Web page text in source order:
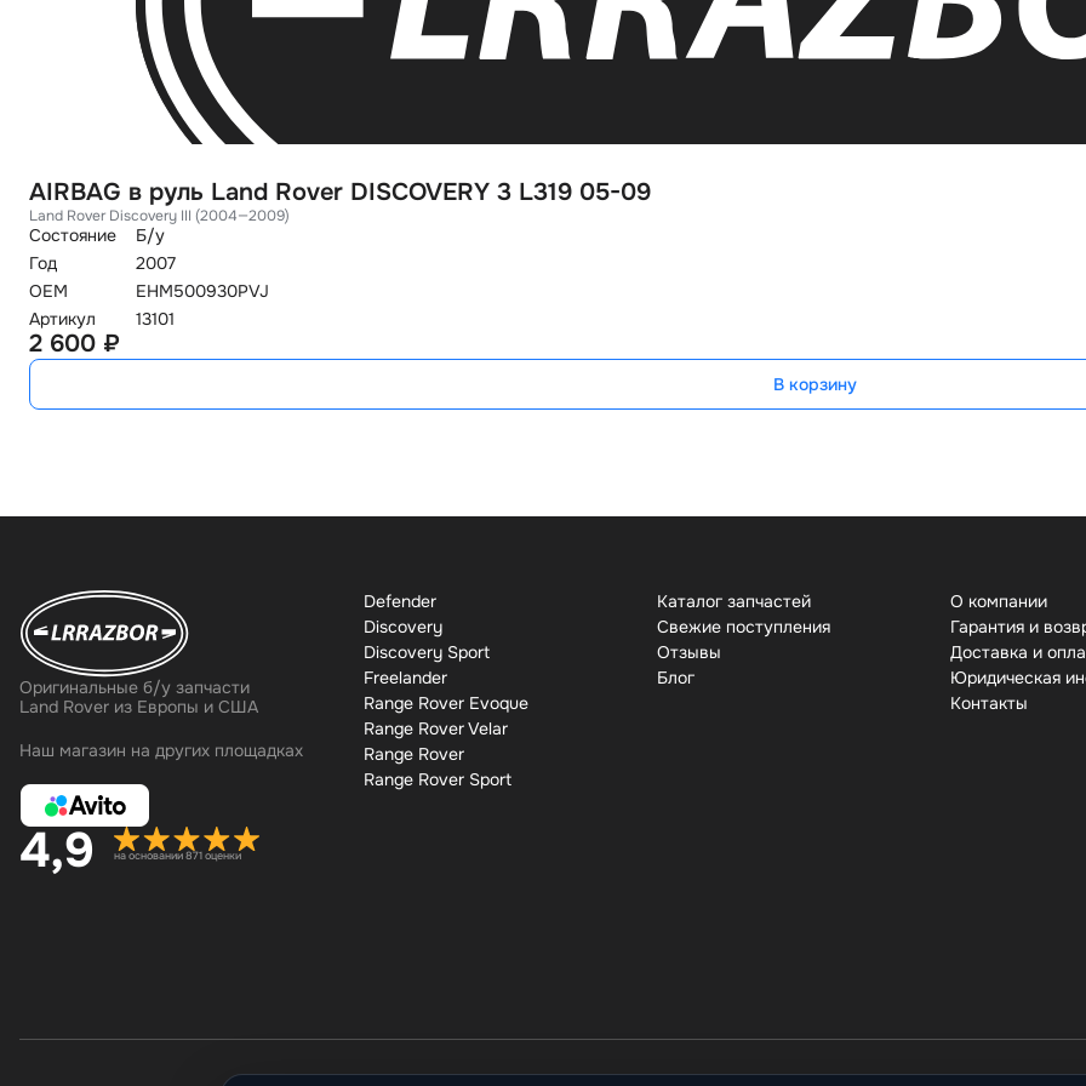
AIRBAG в руль Land Rover DISCOVERY 3 L319 05-09
Land Rover Discovery III (2004—2009)
Состояние
Б/у
Год
2007
OEM
EHM500930PVJ
Артикул
13101
2 600 ₽
В корзину
Оригинальные б/у запчасти
Land Rover из Европы и США
Наш магазин на других площадках
4,9 на основании 871 оценки
Defender
Discovery
Discovery Sport
Freelander
Range Rover Evoque
Range Rover Velar
Range Rover
Range Rover Sport
Каталог запчастей
Свежие поступления
Отзывы
Бло
О компании
Гарантия и
Доставка и
Юридическая
Контакты